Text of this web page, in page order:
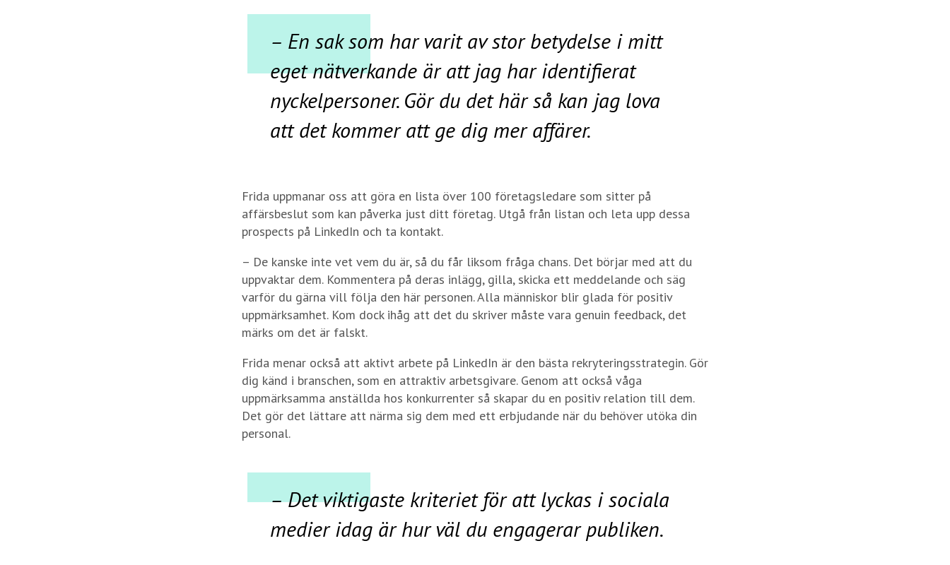
– En sak som har varit av stor betydelse i mitt
eget nätverkande är att jag har identifierat
nyckelpersoner. Gör du det här så kan jag lova
att det kommer att ge dig mer affärer.
Frida uppmanar oss att göra en lista över 100 företagsledare som sitter på
affärsbeslut som kan påverka just ditt företag. Utgå från listan och leta upp dessa
prospects på LinkedIn och ta kontakt.
– De kanske inte vet vem du är, så du får liksom fråga chans. Det börjar med att du
uppvaktar dem. Kommentera på deras inlägg, gilla, skicka ett meddelande och säg
varför du gärna vill följa den här personen. Alla människor blir glada för positiv
uppmärksamhet. Kom dock ihåg att det du skriver måste vara genuin feedback, det
märks om det är falskt.
Frida menar också att aktivt arbete på LinkedIn är den bästa rekryteringsstrategin. Gör
dig känd i branschen, som en attraktiv arbetsgivare. Genom att också våga
uppmärksamma anställda hos konkurrenter så skapar du en positiv relation till dem.
Det gör det lättare att närma sig dem med ett erbjudande när du behöver utöka din
personal.
– Det viktigaste kriteriet för att lyckas i sociala
medier idag är hur väl du engagerar publiken.